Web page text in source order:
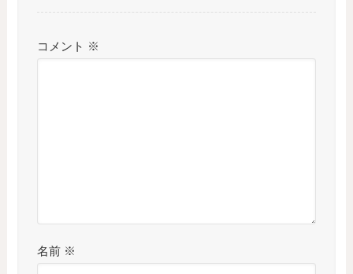
コメント ※
名前 ※